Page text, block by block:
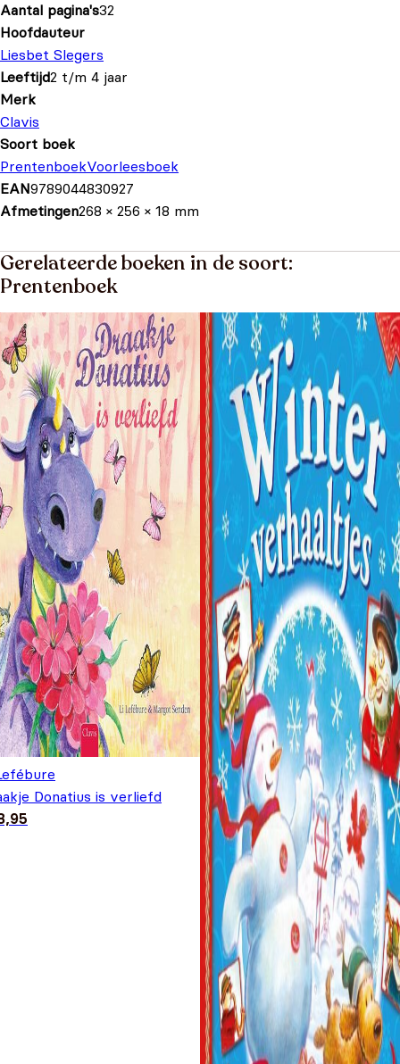
Aantal pagina's32
Hoofdauteur
Liesbet Slegers
Leeftijd2 t/m 4 jaar
Merk
Clavis
Soort boek
PrentenboekVoorleesboek
EAN9789044830927
Afmetingen268 × 256 × 18 mm
Gerelateerde boeken in de soort:
Prentenboek
Donatius is verliefd